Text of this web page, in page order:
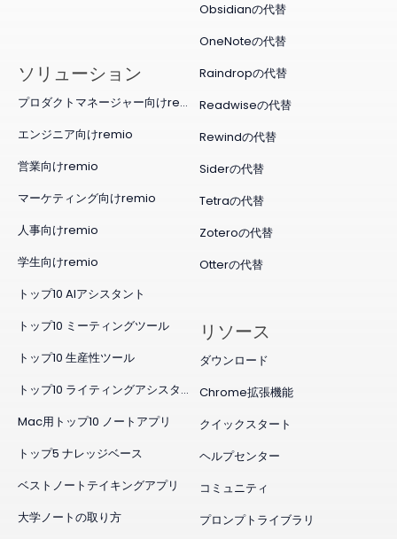
Obsidianの代替
OneNoteの代替
Raindropの代替
Readwiseの代替
Rewindの代替
Siderの代替
Tetraの代替
Zoteroの代替
Otterの代替
ソリューション
プロダクトマネージャー向けremio
エンジニア向けremio
営業向けremio
マーケティング向けremio
人事向けremio
学生向けremio
トップ10 AIアシスタント
トップ10 ミーティングツール
トップ10 生産性ツール
トップ10 ライティングアシスタント
Mac用トップ10 ノートアプリ
トップ5 ナレッジベース
ベストノートテイキングアプリ
大学ノートの取り方
リソース
ダウンロード
Chrome拡張機能
クイックスタート
ヘルプセンター
コミュニティ
プロンプトライブラリ